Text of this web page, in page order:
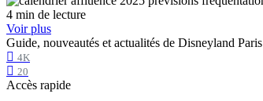
4 min de lecture
Voir plus
Guide, nouveautés et actualités de Disneyland Paris
4K
20
Accès rapide